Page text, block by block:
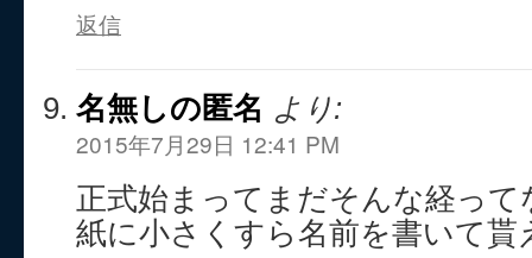
返信
名無しの匿名 より:
2015年7月29日 12:41 PM
正式始まってまだそんな経っ
紙に小さくすら名前を書いて